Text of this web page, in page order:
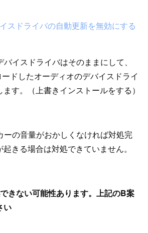
スドライバの自動更新を無効にする
イスドライバはそのままにして、
ドしたオーディオのデバイスドライ
す。（上書きインストールをする）
ーの音量がおかしくなければ対処完
きる場合は対処できていません。
きない可能性あります。上記のB案
い